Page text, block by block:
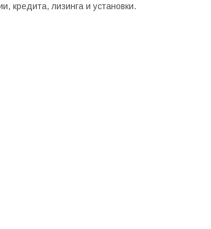
кредита, лизинга и установки.